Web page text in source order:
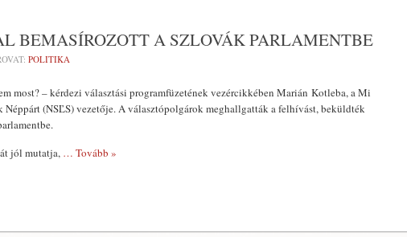
BEMASÍROZOTT A SZLOVÁK PARLAMENTBE
POLITIKA
most? – kérdezi választási programfüzetének vezércikkében Marián Kotleba, a Mi
Néppárt (NSĽS) vezetője. A választópolgárok meghallgatták a felhívást, beküldték
jól mutatja, … Tovább »